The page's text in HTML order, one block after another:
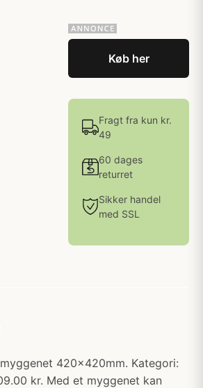
Køb her
Fragt fra kun kr.
49
60 dages
returret
Sikker handel
med SSL
420x420mm. Kategori:
kr. Med et myggenet kan